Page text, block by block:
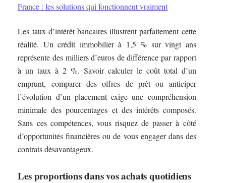
France : les solutions qui fonctionnent vraiment
Les taux d’intérêt bancaires illustrent parfaitement cette
réalité. Un crédit immobilier à 1,5 % sur vingt ans
représente des milliers d’euros de différence par rapport
à un taux à 2 %. Savoir calculer le coût total d’un
emprunt, comparer des offres de prêt ou anticiper
l’évolution d’un placement exige une compréhension
minimale des pourcentages et des intérêts composés.
Sans ces compétences, vous risquez de passer à côté
d’opportunités financières ou de vous engager dans des
contrats désavantageux.
Les proportions dans vos achats quotidiens